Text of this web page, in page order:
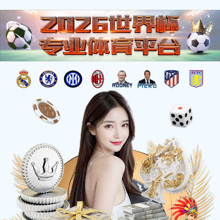
欢迎来到世界杯网页！
资质荣誉|招贤纳士
服务热线：400-6585-899
搜索